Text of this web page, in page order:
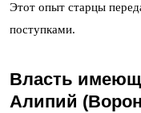
Этот опыт старцы
поступками.
Власть
Алипий